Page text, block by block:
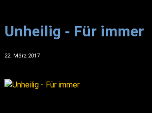
Unheilig - Für immer
22. März 2017